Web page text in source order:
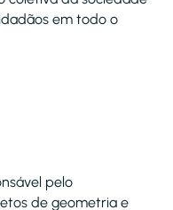
em todo o
pelo
de geometria e